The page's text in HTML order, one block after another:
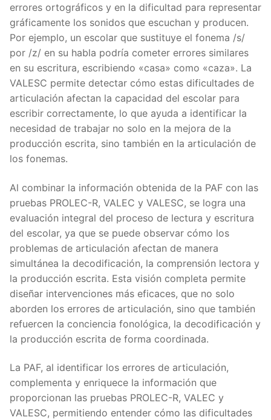
errores ortográficos y en la dificultad para representar
gráficamente los sonidos que escuchan y producen.
Por ejemplo, un escolar que sustituye el fonema /s/
por /z/ en su habla podría cometer errores similares
en su escritura, escribiendo «casa» como «caza». La
VALESC permite detectar cómo estas dificultades de
articulación afectan la capacidad del escolar para
escribir correctamente, lo que ayuda a identificar la
necesidad de trabajar no solo en la mejora de la
producción escrita, sino también en la articulación de
los fonemas.
Al combinar la información obtenida de la PAF con las
pruebas PROLEC-R, VALEC y VALESC, se logra una
evaluación integral del proceso de lectura y escritura
del escolar, ya que se puede observar cómo los
problemas de articulación afectan de manera
simultánea la decodificación, la comprensión lectora y
la producción escrita. Esta visión completa permite
diseñar intervenciones más eficaces, que no solo
aborden los errores de articulación, sino que también
refuercen la conciencia fonológica, la decodificación y
la producción escrita de forma coordinada.
La PAF, al identificar los errores de articulación,
complementa y enriquece la información que
proporcionan las pruebas PROLEC-R, VALEC y
VALESC, permitiendo entender cómo las dificultades